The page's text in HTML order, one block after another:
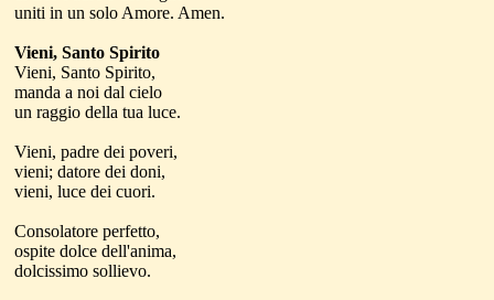
uniti in un solo Amore. Amen.
Vieni, Santo Spirito
Vieni, Santo Spirito,
manda a noi dal cielo
un raggio della tua luce.
Vieni, padre dei poveri,
vieni; datore dei doni,
vieni, luce dei cuori.
Consolatore perfetto,
ospite dolce dell'anima,
dolcissimo sollievo.